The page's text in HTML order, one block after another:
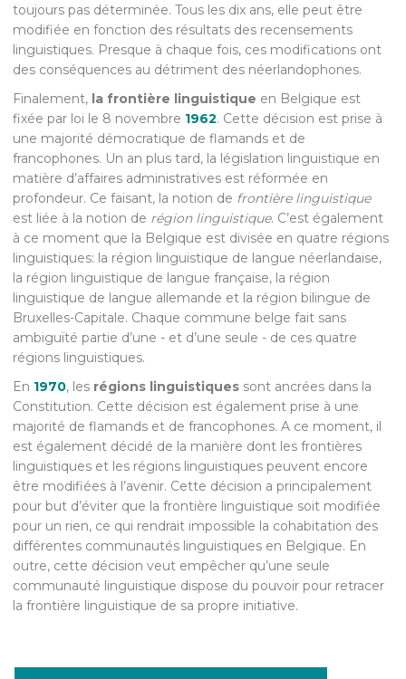
toujours pas déterminée. Tous les dix ans, elle peut être
modifiée en fonction des résultats des recensements
linguistiques. Presque à chaque fois, ces modifications ont
des conséquences au détriment des néerlandophones.
Finalement, la frontière linguistique en Belgique est
fixée par loi le 8 novembre 1962. Cette décision est prise à
une majorité démocratique de flamands et de
francophones. Un an plus tard, la législation linguistique en
matière d’affaires administratives est réformée en
profondeur. Ce faisant, la notion de frontière linguistique
est liée à la notion de région linguistique. C’est également
à ce moment que la Belgique est divisée en quatre régions
linguistiques: la région linguistique de langue néerlandaise,
la région linguistique de langue française, la région
linguistique de langue allemande et la région bilingue de
Bruxelles-Capitale. Chaque commune belge fait sans
ambiguïté partie d’une - et d’une seule - de ces quatre
régions linguistiques.
En 1970, les régions linguistiquessont ancrées dans la
Constitution. Cette décision est également prise à une
majorité de flamands et de francophones. A ce moment, il
est également décidé de la manière dont les frontières
linguistiques et les régions linguistiques peuvent encore
être modifiées à l’avenir. Cette décision a principalement
pour but d’éviter que la frontière linguistique soit modifiée
pour un rien, ce qui rendrait impossible la cohabitation des
différentes communautés linguistiques en Belgique. En
outre, cette décision veut empêcher qu’une seule
communauté linguistique dispose du pouvoir pour retracer
la frontière linguistique de sa propre initiative.